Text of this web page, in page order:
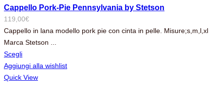
Cappello Pork-Pie Pennsylvania by Stetson
119,00€
Cappello in lana modello pork pie con cinta in pelle. Misure;s,m,l,xl
Marca Stetson ...
Scegli
Aggiungi alla wishlist
Quick View